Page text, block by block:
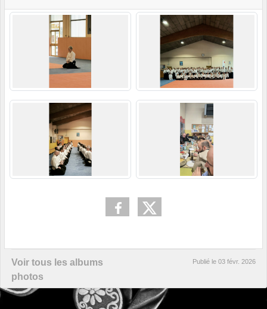
Voir tous les albums
photos
Publié le 03 févr. 2026